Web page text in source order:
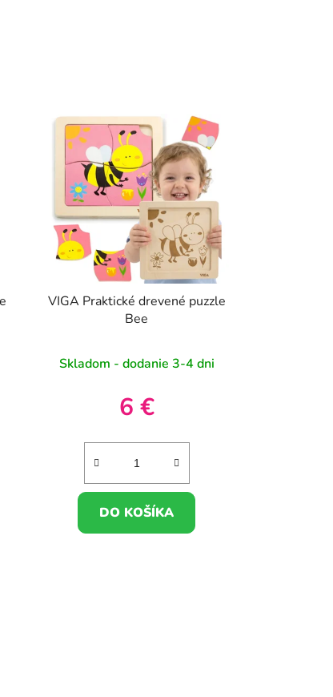
VIGA Praktické drevené puzzle
Bee
Skladom - dodanie 3-4 dni
6 €
DO KOŠÍKA